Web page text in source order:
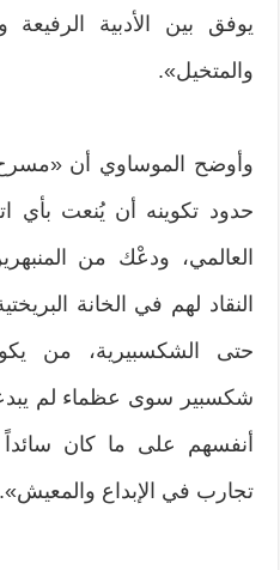
يوفق بين الأدبية
والمتخيل».
وأوضح الموساوي أن
حدود تكوينه أن يُنعت بأي
العالمي، ودعْك من
النقاد لهم في الخانة
حتى الشكسبيرية، من
شكسبير سوى عظماء لم
أنفسهم على ما كان
تجارب في الإبداع والمعيش».